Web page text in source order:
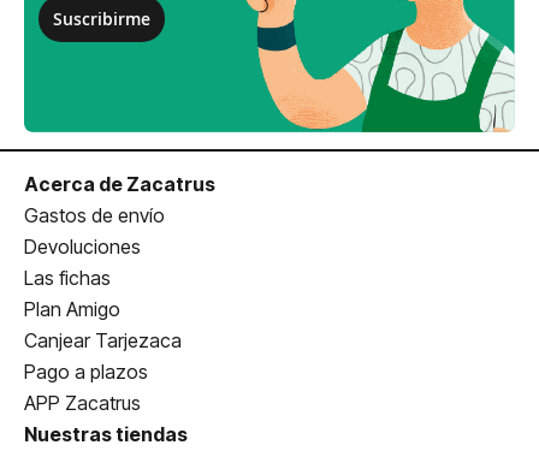
Suscribirme
Acerca de Zacatrus
Gastos de envío
Devoluciones
Las fichas
Plan Amigo
Canjear Tarjezaca
Pago a plazos
APP Zacatrus
Nuestras tiendas